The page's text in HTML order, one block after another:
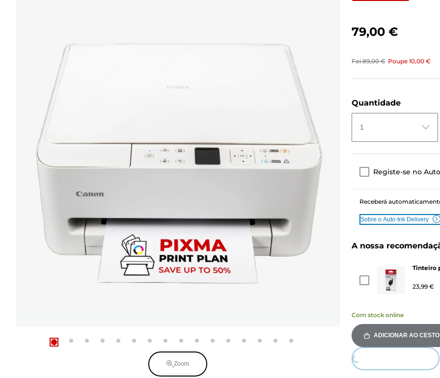
Zoom
79,00 €
Foi89,00 € Poupe 10,00 €
Quantidade
1
Registe-se no
Receberá
Sobre o Auto-Ink Delivery
A nossa
Tinteiro
23,99 €
Com stock online
ADICIONAR AO CESTO
Loading...